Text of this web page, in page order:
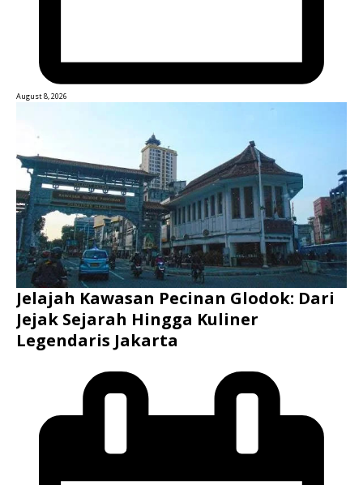
August 8, 2026
Jelajah Kawasan Pecinan Glodok: Dari
Jejak Sejarah Hingga Kuliner
Legendaris Jakarta